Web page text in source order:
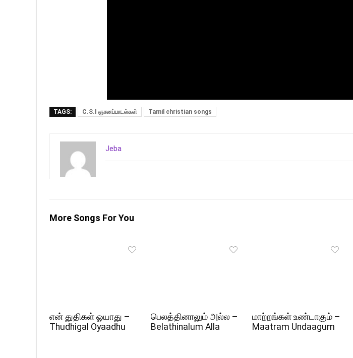
TAGS: C.S.I ஞானப்பாடல்கள் Tamil christian songs
Jeba
More Songs For You
என் துதிகள் ஓயாது –
Thudhigal Oyaadhu
பெலத்தினாலும் அல்ல –
Belathinalum Alla
மாற்றங்கள் உண்டாகும் –
Maatram Undaagum